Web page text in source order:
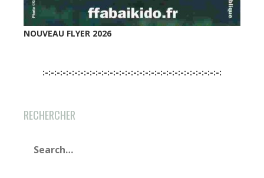
NOUVEAU FLYER 2026
:-:-:-:-:-:-:-:-:-:-:-:-:-:-:-:-:-:-:-:-:-:-:-:-:-:-:-:-:-:-:
RECHERCHER